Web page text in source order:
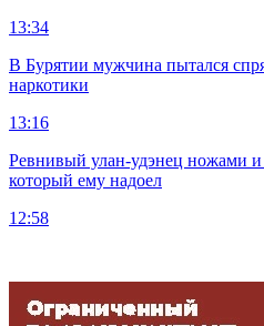
13:34
В Бурятии мужчина пытался
наркотики
13:16
Ревнивый улан-удэнец ножами и
который ему надоел
12:58